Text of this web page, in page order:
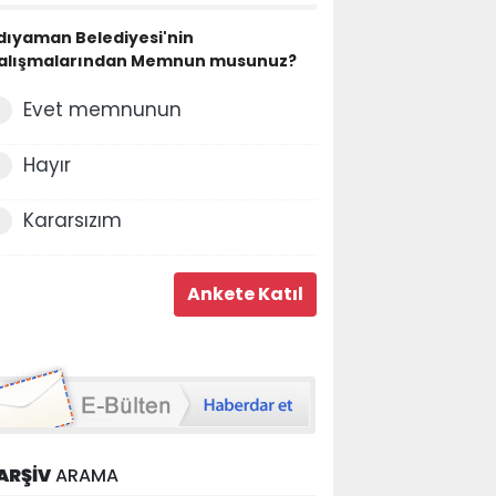
Belediyesi'nin
Memnun musunuz?
Evet memnunun
Hayır
Kararsızım
ARAMA